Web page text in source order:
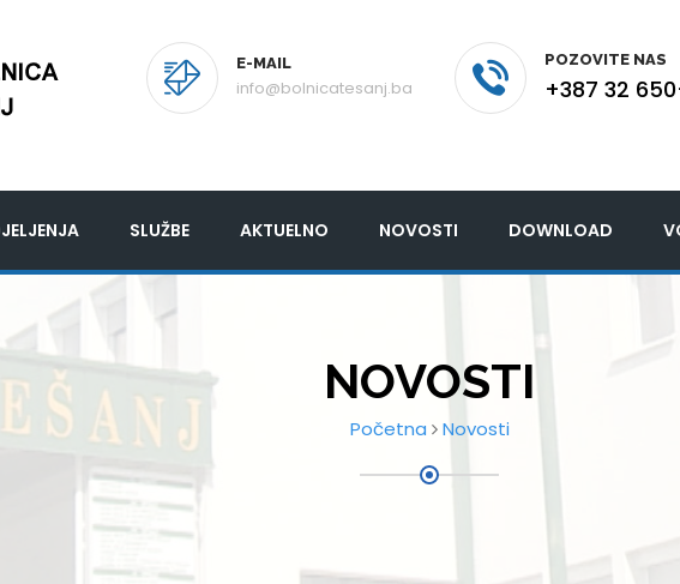
E-MAIL
info@bolnicatesanj.ba
POZOVITE NAS
+387 32
SLUŽBE AKTUELNO NOVOSTI DOWNLOAD
NOVOSTI
Početna Novosti